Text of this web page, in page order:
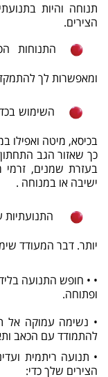
תנוחה והיות
הצירים.
התנוחות
ומאפשרות לך
השימוש
בכיסא, מיטה ואפילו
כך שאזור הגב
בעזרת שמנים,
ישיבה או במנוחה .
התנועתיות
יותר. דבר המעודד
• • חופש התנועה
ופתוחה.
• נשימה עמוקה אל
להתמודד עם הכאב
• תנועה ריתמית
הצירים שלך כדי: